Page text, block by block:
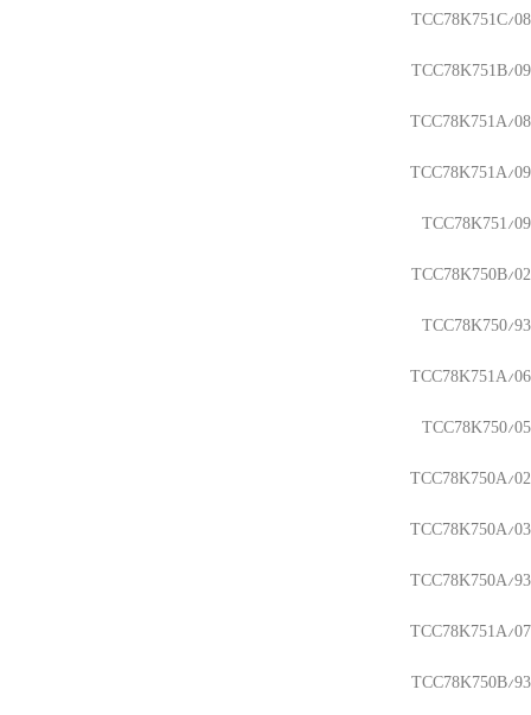
TCC78K751C/08
TCC78K751B/09
TCC78K751A/08
TCC78K751A/09
TCC78K751/09
TCC78K750B/02
TCC78K750/93
TCC78K751A/06
TCC78K750/05
TCC78K750A/02
TCC78K750A/03
TCC78K750A/93
TCC78K751A/07
TCC78K750B/93